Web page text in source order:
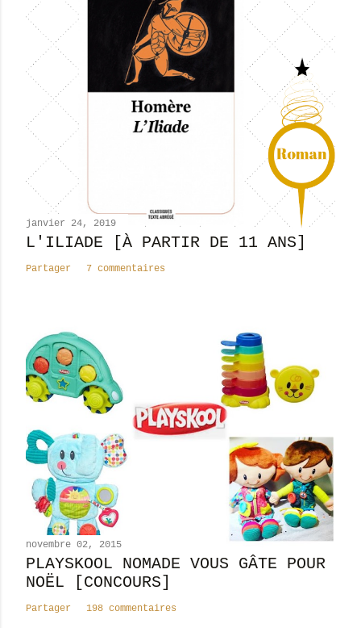
t
r
c
m
n
t
i
janvier 24, 2019
L'ILIADE [À PARTIR DE 11 ANS]
Partager 7 commentaires
novembre 02, 2015
PLAYSKOOL NOMADE VOUS GÂTE POUR
NOËL [CONCOURS]
Partager 198 commentaires